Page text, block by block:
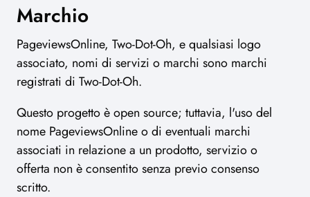
Marchio
PageviewsOnline, Two-Dot-Oh, e qualsiasi logo
associato, nomi di servizi o marchi sono marchi
registrati di Two-Dot-Oh.
Questo progetto è open source; tuttavia, l'uso del
nome PageviewsOnline o di eventuali marchi
associati in relazione a un prodotto, servizio o
offerta non è consentito senza previo consenso
scritto.